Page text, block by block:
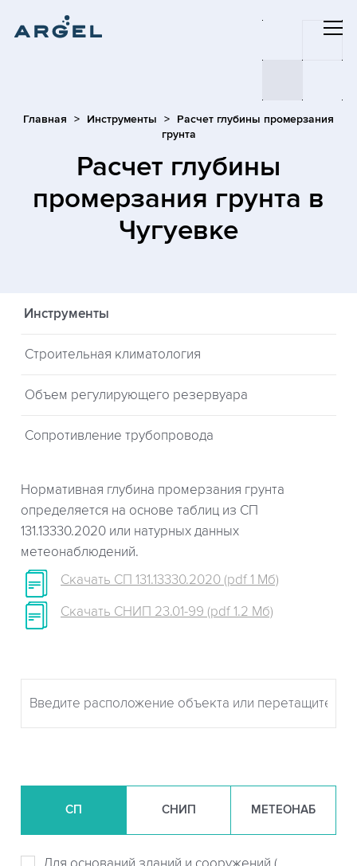
Главная Инструменты
Расчет глубины промерзания
грунта
Расчет глубины
промерзания грунта в
Чугуевке
Инструменты
Строительная климатология
Объем регулирующего резервуара
Сопротивление трубопровода
Нормативная глубина промерзания грунта
определяется на основе таблиц из СП
131.13330.2020 или натурных данных
метеонаблюдений.
Скачать СП 131.13330.2020 (pdf 1 Мб)
Скачать СНИП 23.01-99 (pdf 1.2 Мб)
СП СНИП МЕТЕОНАБ